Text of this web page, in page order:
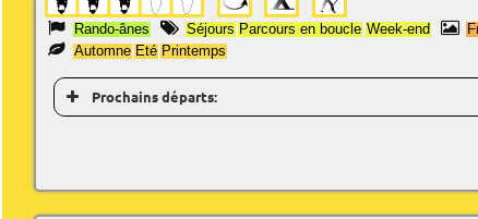
Rando-ânes Séjours Parcours en boucle Week-end
Automne Eté Printemps
Prochains départs: